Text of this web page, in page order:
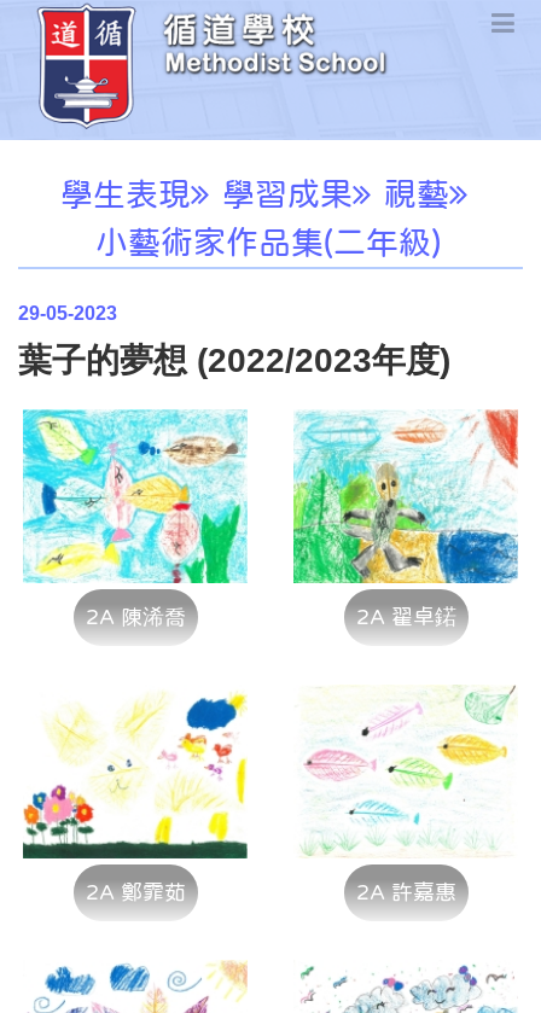
學生表現 學習成果
視藝
小藝術家作品集(二年級)
29-05-2023
葉子的夢想 (2022/2023年度)
2A 陳浠喬 2A 翟卓鍩
2A 鄭霏茹 2A 許嘉惠